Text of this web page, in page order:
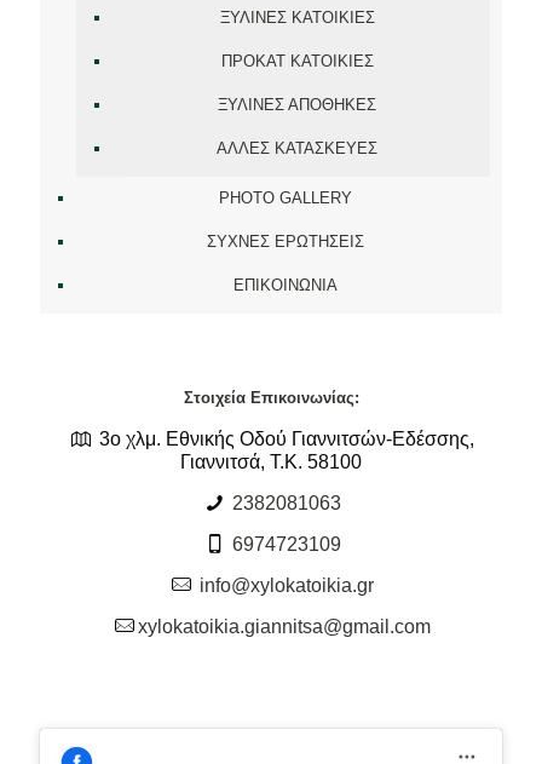
ΞΥΛΙΝΕΣ ΚΑΤΟΙΚΙΕΣ
ΠΡΟΚΑΤ ΚΑΤΟΙΚΙΕΣ
ΞΥΛΙΝΕΣ ΑΠΟΘΗΚΕΣ
ΑΛΛΕΣ ΚΑΤΑΣΚΕΥΕΣ
PHOTO GALLERY
ΣΥΧΝΕΣ ΕΡΩΤΗΣΕΙΣ
ΕΠΙΚΟΙΝΩΝΙΑ
Στοιχεία Επικοινωνίας:
3ο χλμ. Εθνικής Οδού Γιαννιτσών-Εδέσσης,
Γιαννιτσά, Τ.Κ. 58100
2382081063
6974723109
info@xylokatoikia.gr
xylokatoikia.giannitsa@gmail.com